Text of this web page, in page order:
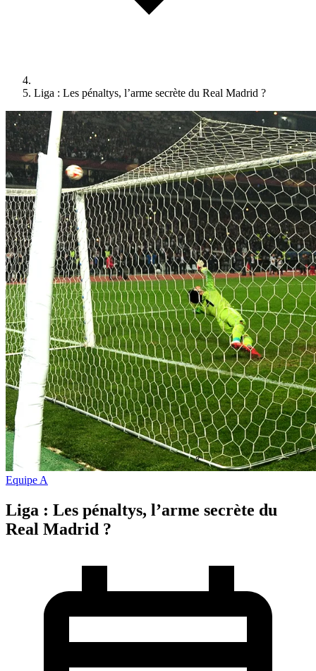
Liga : Les pénaltys, l’arme secrète du Real Madrid ?
Equipe A
Liga : Les pénaltys, l’arme secrète du
Real Madrid ?